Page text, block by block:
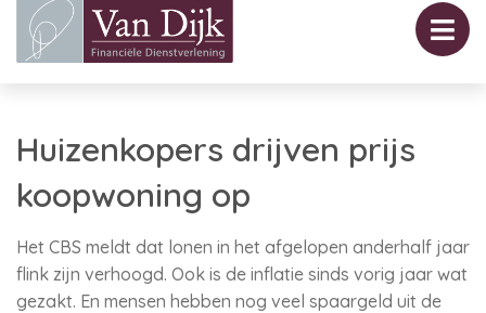
Huizenkopers drijven prijs
koopwoning op
Het CBS meldt dat lonen in het afgelopen anderhalf jaar
flink zijn verhoogd. Ook is de inflatie sinds vorig jaar wat
gezakt. En mensen hebben nog veel spaargeld uit de